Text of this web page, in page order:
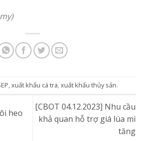
,xuất khẩu cá tra,xuất khẩu thủy sản.
heo
[CBOT 04.12.2023] Nhu cầu
khả quan hỗ trợ giá lúa mì
tăng